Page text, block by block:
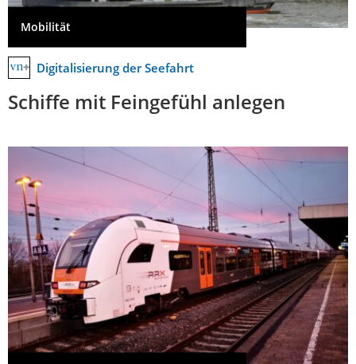
Mobilität
Digitalisierung der Seefahrt
Schiffe mit Feingefühl anlegen